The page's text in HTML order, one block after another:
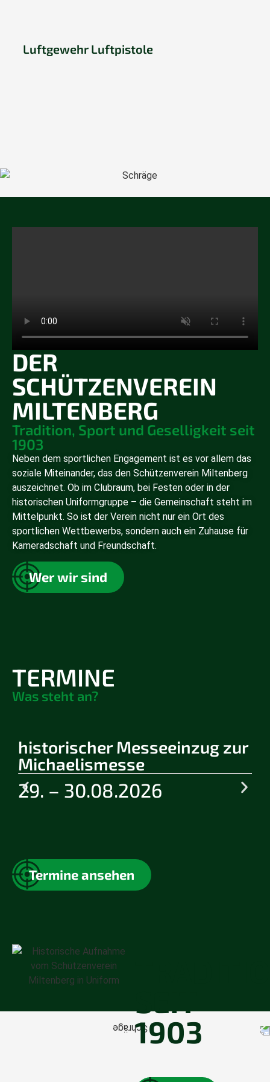
Luftgewehr Luftpistole
DER
SCHÜTZENVEREIN
MILTENBERG
Tradition, Sport und Geselligkeit seit
1903
Neben dem sportlichen Engagement ist es vor allem das
soziale Miteinander, das den Schützenverein Miltenberg
auszeichnet. Ob im Clubraum, bei Festen oder in der
historischen Uniformgruppe – die Gemeinschaft steht im
Mittelpunkt. So ist der Verein nicht nur ein Ort des
sportlichen Wettbewerbs, sondern auch ein Zuhause für
Kameradschaft und Freundschaft.
Wer wir sind
TERMINE
Was steht an?
historischer Messeeinzug zur
Michaelismesse
29. – 30.08.2026
Termine ansehen
SEIT
1903